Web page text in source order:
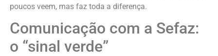
poucos veem, mas faz toda a diferença.
Comunicação com a Sefaz:
o “sinal verde”